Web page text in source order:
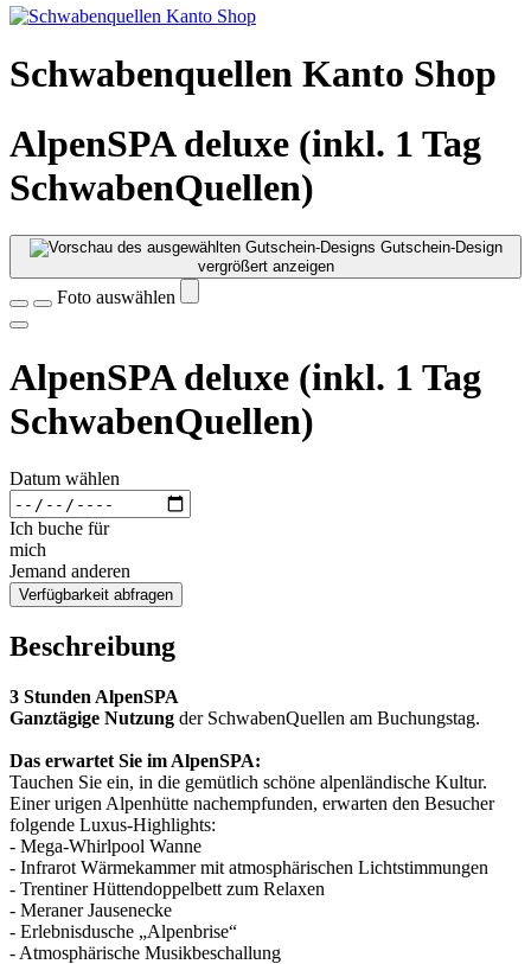
Schwabenquellen Kanto Shop
AlpenSPA deluxe (inkl. 1 Tag
SchwabenQuellen)
Gutschein-Design
vergrößert anzeigen
Foto auswählen
AlpenSPA deluxe (inkl. 1 Tag
SchwabenQuellen)
Datum wählen
Ich buche für
mich
Jemand anderen
Verfügbarkeit abfragen
Beschreibung
3 Stunden AlpenSPA
Ganztägige Nutzung der SchwabenQuellen am Buchungstag.
Das erwartet Sie im AlpenSPA:
Tauchen Sie ein, in die gemütlich schöne alpenländische Kultur.
Einer urigen Alpenhütte nachempfunden, erwarten den Besucher
folgende Luxus-Highlights:
​- Mega-Whirlpool Wanne
- Infrarot Wärmekammer mit atmosphärischen Lichtstimmungen
- Trentiner Hüttendoppelbett zum Relaxen
- Meraner Jausenecke
- Erlebnisdusche „Alpenbrise“
- Atmosphärische Musikbeschallung